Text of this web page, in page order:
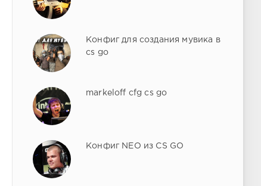
Конфиг для создания мувика в
cs go
markeloff cfg cs go
Конфиг NEO из CS GO